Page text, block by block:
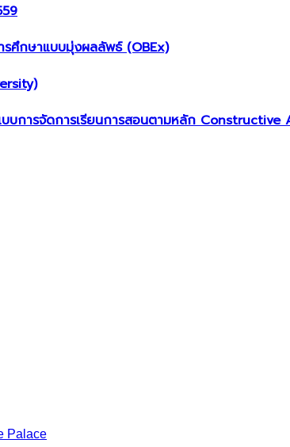
ศึกษาแบบมุ่งผลลัพธ์ (OBEx)
การจัดการเรียนการสอนตามหลัก
Palace